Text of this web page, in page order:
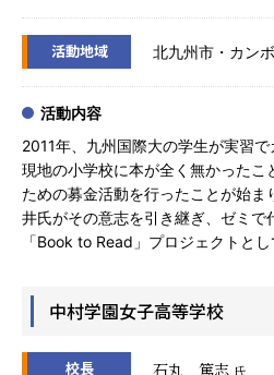
活動地域 北九州市・カン
活動内容
2011年、九州国際大の学生が実習で
現地の小学校に本が全く無かったこ
ための募金活動を行ったことが始
井氏がその意志を引き継ぎ、ゼミで
「Book to Read」プロジェクトとし
中村学園女子高等学校
校長 石丸 篤志 氏